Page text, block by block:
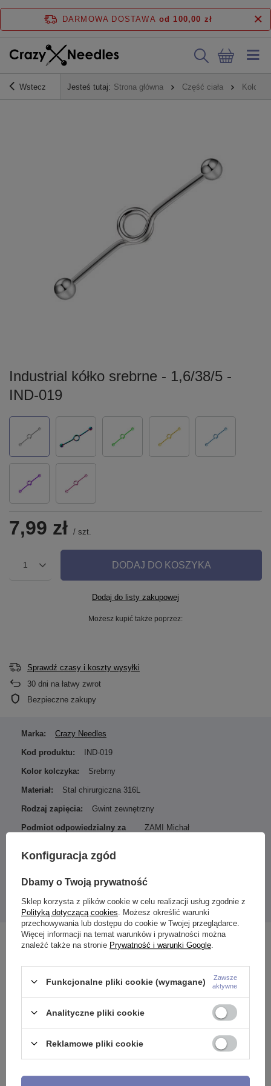
DARMOWA DOSTAWA od 100,00 zł
Wstecz Jesteś tutaj: Strona główna Część ciała
Industrial kółko srebrne - 1,6/38/5 -
IND-019
7,99 zł / szt.
1 DODAJ DO KOSZYKA
Dodaj do listy zakupowej
Możesz kupić także poprzez:
Sprawdź czasy i koszty wysyłki
30 dni na łatwy zwrot
Bezpieczne zakupy
Podana cena dotyczy 1 sztuki.
Marka: Crazy Needles
Kod produktu: IND-019
Kolor kolczyka: Srebrny
Materiał: Stal chirurgiczna 316L
Rodzaj zapięcia: Gwint zewnętrzny
Podmiot odpowiedzialny za
ZAMI Michał
Zobacz również
Konfiguracja zgód
Dbamy o Twoją prywatność
Sklep korzysta z plików cookie w celu realizacji usług zgodnie z
Polityką dotyczącą cookies . Możesz określić warunki
przechowywania lub dostępu do cookie w Twojej przeglądarce.
Więcej informacji na temat warunków i prywatności można
znaleźć także na stronie Prywatność i warunki Google
Funkcjonalne pliki cookie (wymagane)
Zawsze
aktywne
Analityczne pliki cookie
Reklamowe pliki cookie